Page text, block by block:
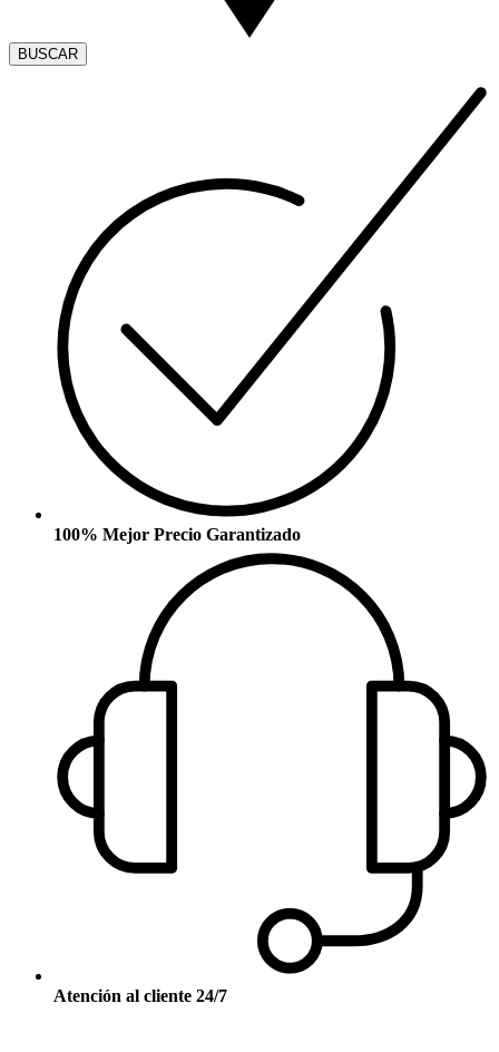
BUSCAR
100% Mejor Precio Garantizado
Atención al cliente 24/7